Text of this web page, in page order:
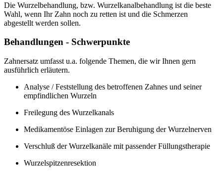
Die Wurzelbehandlung, bzw. Wurzelkanalbehandlung ist die beste
Wahl, wenn Ihr Zahn noch zu retten ist und die Schmerzen
abgestellt werden sollen.
Behandlungen - Schwerpunkte
Zahnersatz umfasst u.a. folgende Themen, die wir Ihnen gern
ausführlich erläutern.
Analyse / Feststellung des betroffenen Zahnes und seiner
empfindlichen Wurzeln
Freilegung des Wurzelkanals
Medikamentöse Einlagen zur Beruhigung der Wurzelnerven
Verschluß der Wurzelkanäle mit passender Füllungstherapie
Wurzelspitzenresektion